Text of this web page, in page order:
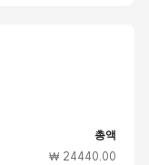
총액
₩ 24440.00